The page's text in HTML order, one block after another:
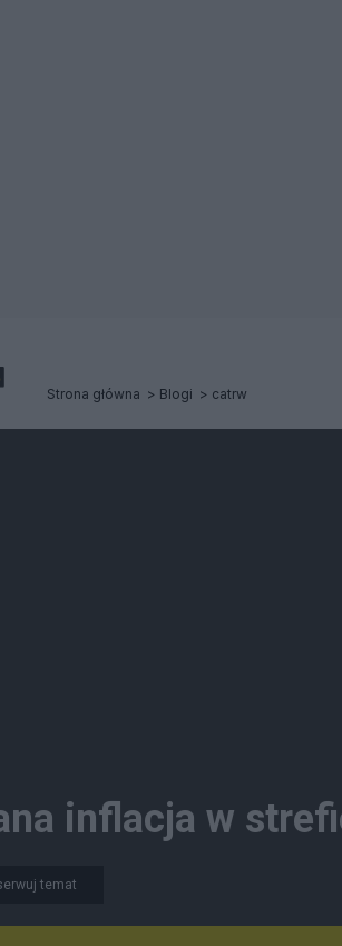
Strona główna Blogi catrw
inflacja w
temat